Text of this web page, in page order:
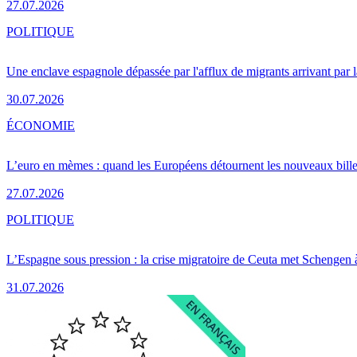
27.07.2026
Une enclave espagnole dépassée par l'afflux de migrants arrivant par
30.07.2026
POLITIQUE
L’euro en mèmes : quand les Européens détournent les nouveaux
27.07.2026
ÉCONOMIE
L’Espagne sous pression : la crise migratoire de Ceuta met Schengen
31.07.2026
POLITIQUE